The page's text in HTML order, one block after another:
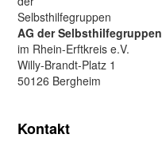
AG der Selbsthilfegruppen
im Rhein-Erftkreis e.V.
Willy-Brandt-Platz 1
50126 Bergheim
Kontakt